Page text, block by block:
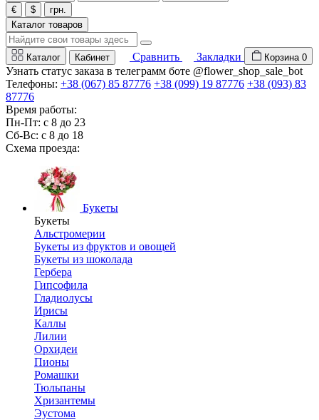
€
$
грн.
Каталог товаров
Каталог Кабинет Сравнить Закладки Корзина 0
Узнать статус заказа в телеграмм боте @flower_shop_sale_bot
Телефоны: +38 (067) 85 87776 +38 (099) 19 87776 +38 (093) 83
87776
Время работы:
Пн-Пт: с 8 до 23
Сб-Вс: с 8 до 18
Схема проезда:
Букеты
Букеты
Альстромерии
Букеты из фруктов и овощей
Букеты из шоколада
Гербера
Гипсофила
Гладиолусы
Ирисы
Каллы
Лилии
Орхидеи
Пионы
Ромашки
Тюльпаны
Хризантемы
Эустома